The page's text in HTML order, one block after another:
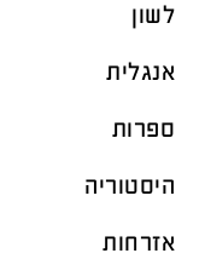
לשון
אנגלית
ספרות
היסטוריה
אזרחות